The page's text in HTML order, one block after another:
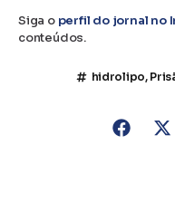
Siga o perfil do jornal no
conteúdos.
hidrolipo,